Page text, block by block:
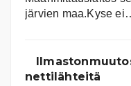
järvien maa.Kyse
nettilähteitä